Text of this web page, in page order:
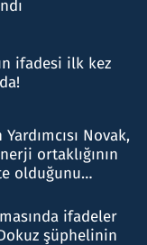
ifadesi ilk kez
Novak,
ortaklığının
olduğunu
ifadeler
şüphelinin